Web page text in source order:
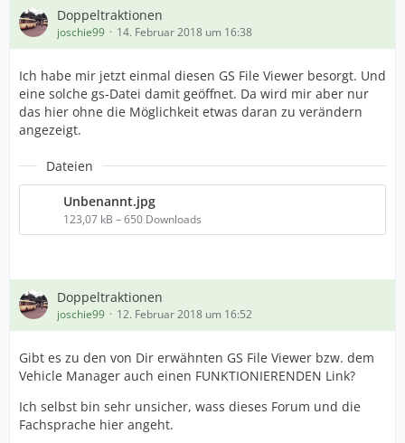
Doppeltraktionen
joschie99 14. Februar 2018 um 16:38
Ich habe mir jetzt einmal diesen GS File Viewer besorgt. Und
eine solche gs-Datei damit geöffnet. Da wird mir aber nur
das hier ohne die Möglichkeit etwas daran zu verändern
angezeigt.
Dateien
Unbenannt.jpg
123,07 kB – 650 Downloads
Doppeltraktionen
joschie99 12. Februar 2018 um 16:52
Gibt es zu den von Dir erwähnten GS File Viewer bzw. dem
Vehicle Manager auch einen FUNKTIONIERENDEN Link?
Ich selbst bin sehr unsicher, wass dieses Forum und die
Fachsprache hier angeht.